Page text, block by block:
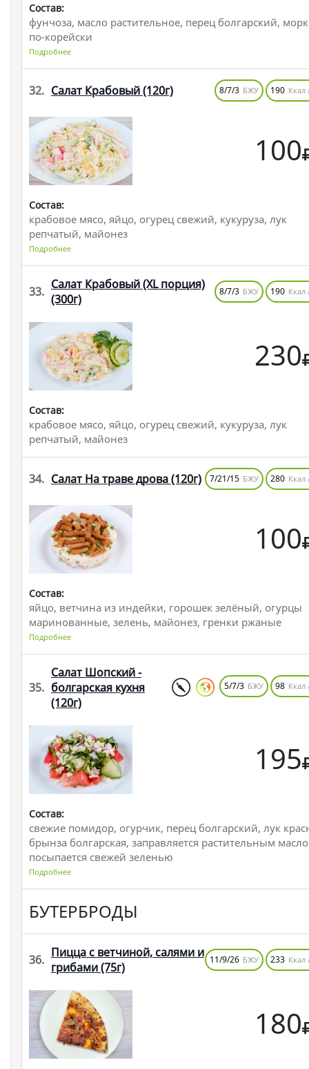
Состав:
фунчоза, масло растительное, перец болгарский,
по-корейски
Подробнее
32. Салат Крабовый(120г) 8/7/3 БЖУ 190 Ккал
100
Состав:
крабовое мясо, яйцо, огурец свежий, кукуруза, лук
репчатый, майонез
Подробнее
33. Салат Крабовый (XL порция)
(300г)
8/7/3 БЖУ 190 Ккал
230
Состав:
крабовое мясо, яйцо, огурец свежий, кукуруза, лук
репчатый, майонез
34. Салат На траве дрова(120г) 7/21/15 БЖУ 280 Ккал
100
Состав:
яйцо, ветчина из индейки, горошек зелёный, огурцы
маринованные, зелень, майонез, гренки ржаные
Подробнее
35.
Салат Шопский -
болгарская кухня
(120г)
5/7/3 БЖУ 98 Ккал
195
Состав:
свежие помидор, огурчик, перец болгарский, лук
брынза болгарская, заправляется растительным
посыпается свежей зеленью
Подробнее
БУТЕРБРОДЫ
36. Пицца с ветчиной, салями и
грибами(75г)
11/9/26 БЖУ 233 Ккал
180